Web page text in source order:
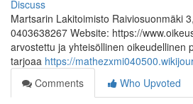
Discuss
Martsarin Lakitoimisto Raiviosuonmäki
0403638267 Website: https://
arvostettu ja yhteisöllinen oikeudellinen
tarjoaa https://
Comments
Who Upvoted